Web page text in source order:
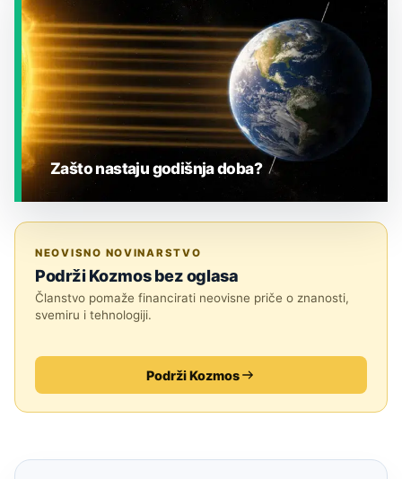
Zašto nastaju godišnja doba?
NEOVISNO NOVINARSTVO
Podrži Kozmos bez oglasa
Članstvo pomaže financirati neovisne priče o znanosti,
svemiru i tehnologiji.
Podrži Kozmos